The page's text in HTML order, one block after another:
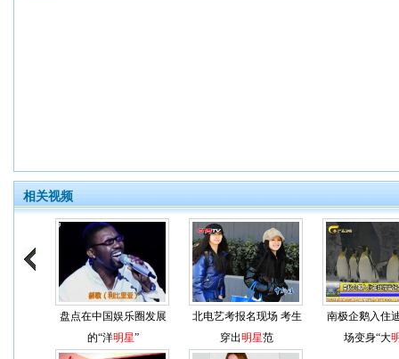
相关视频
盘点在中国娱乐圈发展
的“洋明星”
北电艺考报名现场 考生
穿出明星范
南极企鹅入住
场变身“大